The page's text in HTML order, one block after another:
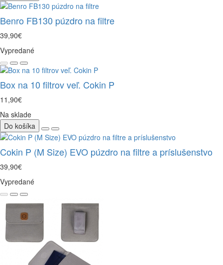
Benro FB130 púzdro na filtre
39,90€
Vypredané
Box na 10 filtrov veľ. Cokin P
11,90€
Na sklade
Do košíka
Cokin P (M Size) EVO púzdro na filtre a príslušenstvo
39,90€
Vypredané